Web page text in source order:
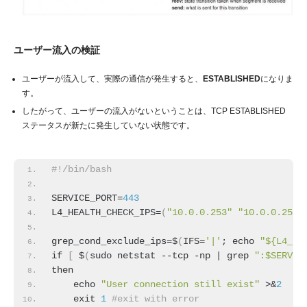
ユーザー流入の検証
ユーザーが流入して、実際の通信が発生すると、 ESTABLISHEDになりま
す。
したがって、ユーザーの流入がないということは、TCP ESTABLISHED
ステータスが新たに発生していない状態です。
#!/bin/bash
SERVICE_PORT=443
L4_HEALTH_CHECK_IPS=( "10.0.0.253" "10.0.0.254"
grep_cond_exclude_ips=$(IFS='|' ; echo
if
[ $(sudo netstat --tcp -np | grep
then
    echo
"User connection still exist" >&2
    exit
1 #exit with error